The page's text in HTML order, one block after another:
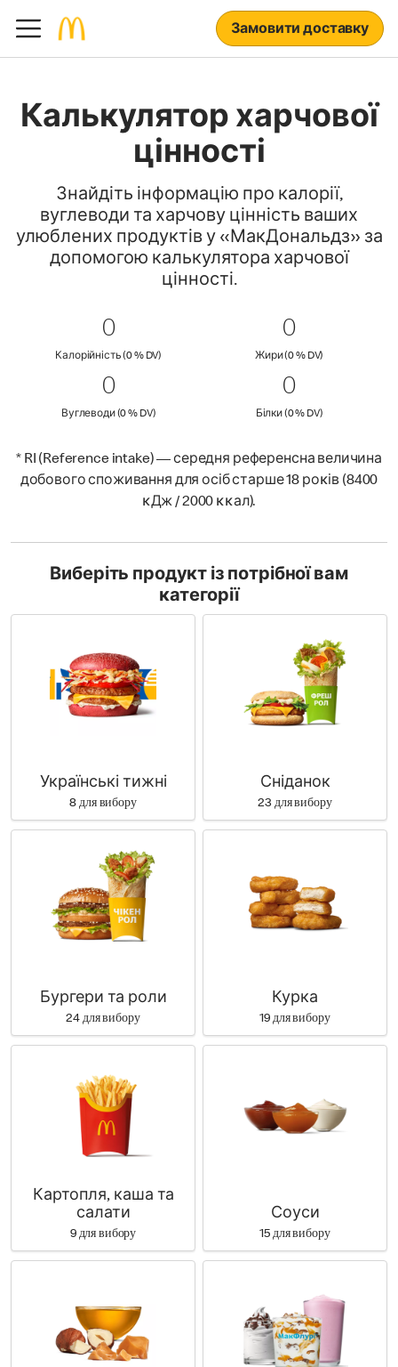
Замовити доставку
Калькулятор харчової
цінності
Знайдіть інформацію про калорії,
вуглеводи та харчову цінність ваших
улюблених продуктів у «МакДональдз» за
допомогою калькулятора харчової
цінності.
0 Калорійність (0 % DV)
00
Калорійність (0 % DV) Калорійність (0 % Daily Value)
0 Жири (0
00
Жири (0 % DV)
0 Вуглеводи (0 % DV)
00
Вуглеводи (0 % DV)Вуглеводи (0 % Daily Value)
0 Білки (0
00
Білки (0 % DV)Білки (0 % Daily
* RI (Reference intake) — середня референсна величина
добового споживання для осіб старше 18 роĸів (8400
ĸДж / 2000 ĸĸал).
Виберіть продукт із потрібної вам
категорії
Українські тижні
8 для вибору
Сніданок
23 для вибору
Бургери та роли
24 для вибору
Курка
19 для вибору
Картопля, каша та
салати
9 для вибору
Соуси
15 для вибору